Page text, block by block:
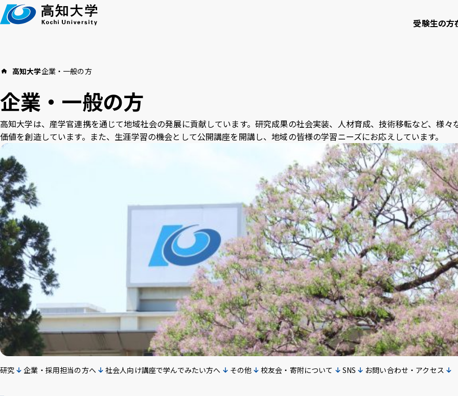
本
文
受験生の方
高知大学校友会 ご寄付のお願い
お問い合わせサイトポリシープライバシーポリシーサイトマップ教職員
Inst
agra
m
Face
boo
k
X
You
Tub
e
LINE
イベント
お知らせ
言語 ：
文字サイズ ：
背景色 ：
高知大学企業・一般の方
企業・一般の方
高知大学は、産学官連携を通じて地域社会の発展に貢献しています。研究成果の社会実装、人材育成、技術移転など、様
価値を創造しています。また、生涯学習の機会として公開講座を開講し、地域の皆様の学習ニーズにお応えしています。
研究 企業・採用担当の方へ 社会人向け講座で学んでみたい方へ その他 校友会・寄附について SNS お問い合わせ・アクセス